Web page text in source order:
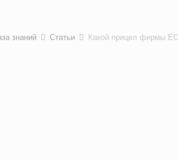
знаний Статьи Какой прицел фирмы